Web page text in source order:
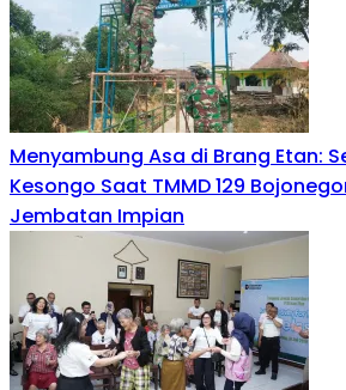
Menyambung Asa di Brang Etan:
Kesongo Saat TMMD 129
Jembatan Impian